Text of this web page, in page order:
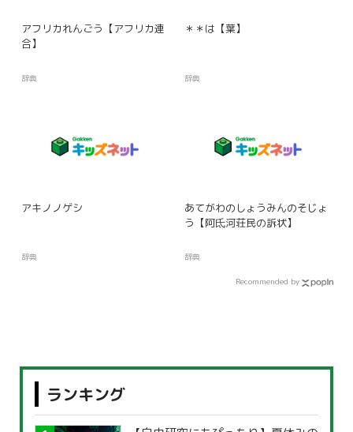
アフリカれんごう【アフリカ連
合】
辞典
＊＊は【葉】
辞典
アキノノゲシ
辞典
あてがわのしょうみんのそじょ
う【阿氐河荘民の訴状】
辞典
Recommended by
ランキング